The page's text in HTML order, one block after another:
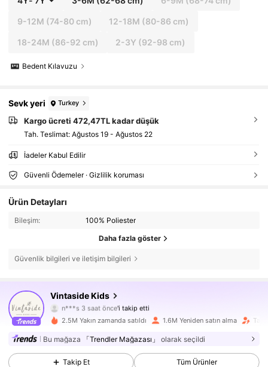
9-12M (74-80 cm) 12-18M (80-86 cm)
18-24M (86-92 cm) 2-3Y (92-98 cm)
Bedent Kılavuzu
Sevk yeri Turkey
Kargo ücreti 472,47TL kadar düşük
Tah. Teslimat: Ağustos 19 - Ağustos 22
İadeler Kabul Edilir
Güvenli Ödemeler · Gizlilik koruması
Ürün Detayları
Bileşim: 100% Poliester
Daha fazla göster
Güvenlik bilgileri ve iletişim bilgileri
Vintaside Kids
4,89
623K Takipçiler
y***u göz atıyor
4,89
623K Takipçiler
4,89 623K Takipçiler
2.5M Yakın zamanda satıldı 1.6M Yeniden satın alma
Bu mağaza 「Trendler Mağazası」 olarak seçildi
Takip Et Tüm Ürünler